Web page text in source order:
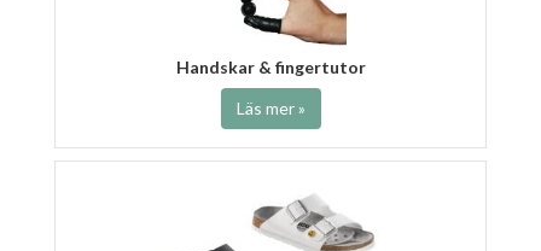
Handskar & fingertutor
Läs mer »